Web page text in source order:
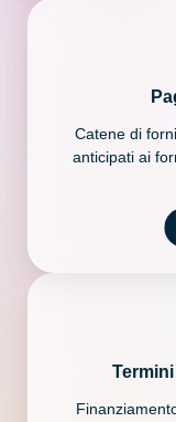
Catene di
anticipati ai